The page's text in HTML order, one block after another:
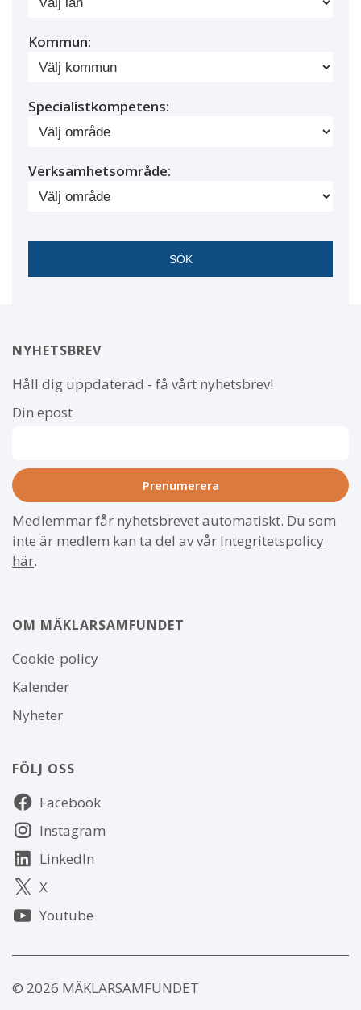
Kommun:
Specialistkompetens:
Verksamhetsområde:
NYHETSBREV
Håll dig uppdaterad - få vårt nyhetsbrev!
Din epost
Medlemmar får nyhetsbrevet automatiskt. Du som
inte är medlem kan ta del av vår Integritetspolicy
här.
OM MÄKLARSAMFUNDET
Om
webbplatsen
Cookie-policy
Kalender
Nyheter
FÖLJ OSS
Följ
oss Facebook
Instagram
LinkedIn
X
Youtube
© 2026 MÄKLARSAMFUNDET